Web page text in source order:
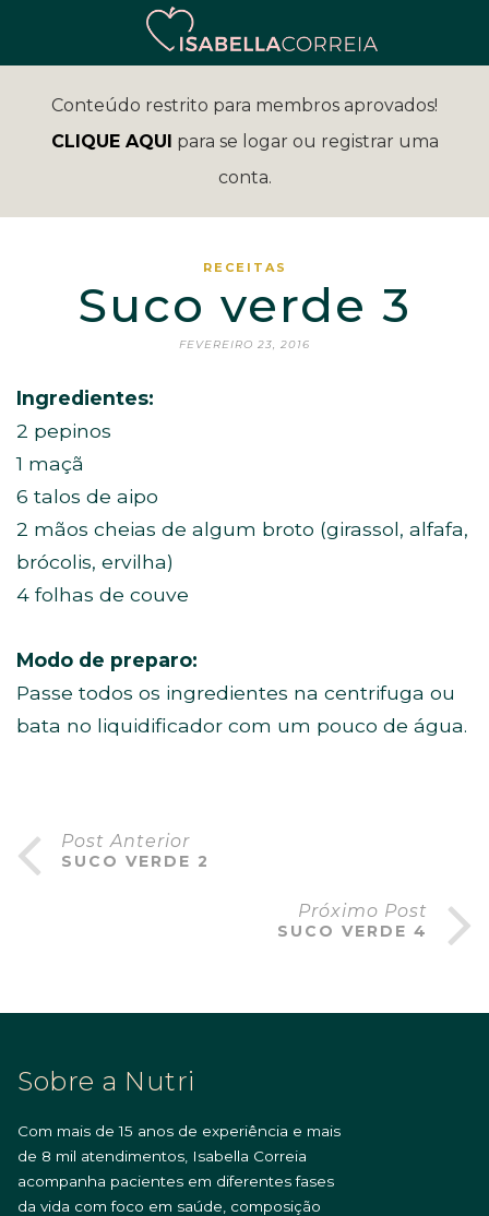
Conteúdo restrito para membros aprovados!
CLIQUE AQUI para se logar ou registrar uma
conta.
RECEITAS
Suco verde 3
FEVEREIRO 23, 2016
Ingredientes:
2 pepinos
1 maçã
6 talos de aipo
2 mãos cheias de algum broto (girassol, alfafa,
brócolis, ervilha)
4 folhas de couve
Modo de preparo:
Passe todos os ingredientes na centrifuga ou
bata no liquidificador com um pouco de água.
Post Anterior
SUCO VERDE 2
Próximo Post
SUCO VERDE 4
Sobre a Nutri
Com mais de 15 anos de experiência e mais
de 8 mil atendimentos, Isabella Correia
acompanha pacientes em diferentes fases
da vida com foco em saúde, composição